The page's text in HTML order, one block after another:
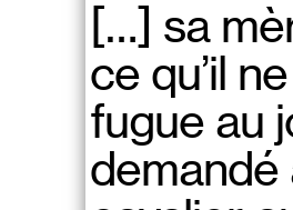
[…] sa
ce qu’il
fugue au
demandé